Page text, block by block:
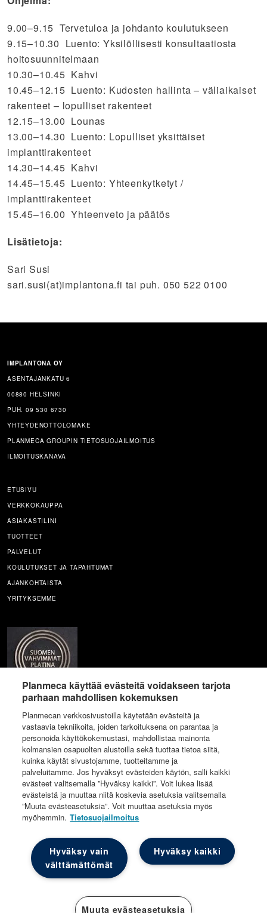
9.00–9.15 Tervetuloa ja johdanto koulutukseen
9.15–10.30 Luento: Yksilöllisesti konsultaatiosta
hoitosuunnitelmaan
10.30–10.45 Kahvi
10.45–12.15 Luento: Kudosten hallinta – väliaikaiset
rakenteet – lopulliset rakenteet
12.15–13.00 Lounas
13.00–14.30 Luento: Lopulliset yksittäiset
implanttirakenteet
14.30–14.45 Kahvi
14.45–15.45 Luento: Yhteenkytketyt /
implanttirakenteet
15.45–16.00 Yhteenveto ja päätös
Lisätietoja:
Sari Susi
sari.susi(at)implantona.fi tai puh. 050 522 0100
IMPLANTONA OY
ASENTAJANKATU 6
00880 HELSINKI
PUH. 09 530 6730
YHTEYDENOTTOLOMAKE
PLANMECA GROUPIN TIETOSUOJAILMOITUS
ILMOITUSKANAVA
ETUSIVU
VERKKOKAUPPA
ASIAKASTILINI
TUOTTEET
PALVELUT
KOULUTUKSET JA TAPAHTUMAT
AJANKOHTAISTA
YRITYKSEMME
© Implantona
Planmeca käyttää evästeitä voidakseen tarjota
parhaan mahdollisen kokemuksen
Planmecan verkkosivustoilla käytetään evästeitä ja
vastaavia tekniikoita, joiden tarkoituksena on parantaa ja
personoida käyttökokemustasi, mahdollistaa mainonta
kolmansien osapuolten alustoilla sekä tuottaa tietoa siitä,
kuinka käytät sivustojamme, tuotteitamme ja
palveluitamme. Jos hyväksyt evästeiden käytön, salli kaikki
evästeet valitsemalla ”Hyväksy kaikki”. Voit lukea lisää
evästeistä ja muuttaa niitä koskevia asetuksia valitsemalla
”Muuta evästeasetuksia”. Voit muuttaa asetuksia myös
myöhemmin. Tietosuojailmoitus
Hyväksy kaikki
Hyväksy vain
välttämättömät
Muuta evästeasetuksia